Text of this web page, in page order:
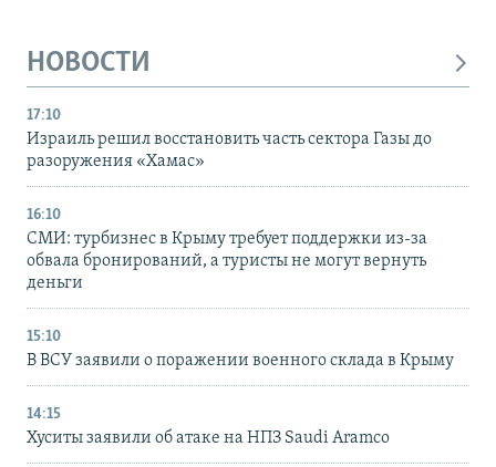
НОВОСТИ
17:10
Израиль решил восстановить часть сектора Газы до
разоружения «Хамас»
16:10
СМИ: турбизнес в Крыму требует поддержки из-за
обвала бронирований, а туристы не могут вернуть
деньги
15:10
В ВСУ заявили о поражении военного склада в Крыму
14:15
Хуситы заявили об атаке на НПЗ Saudi Aramco